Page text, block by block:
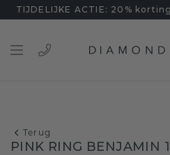
TIJDELIJKE ACTIE: 20%
Terug
PINK RING BENJAMIN